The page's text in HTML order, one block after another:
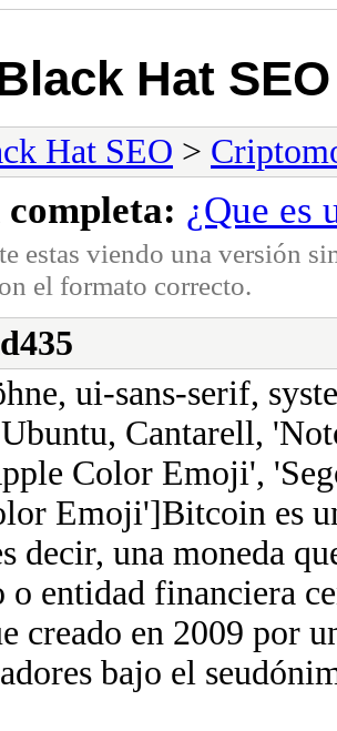
Hat SEO
Hat SEO >
¿Que es
estas viendo una versión
el formato correcto.
ui-sans-serif,
Cantarell,
Color Emoji',
Emoji']Bitcoin es
decir, una moneda
o entidad financiera
creado en 2009 por
bajo el